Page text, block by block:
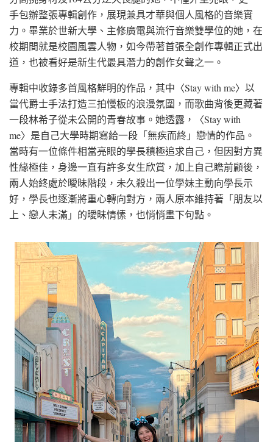
手包辦整張專輯創作，展現兼具才華與個人風格的音樂實
力。畢業於世新大學、主修廣電與流行音樂雙學位的她，在
校期間就是校園風雲人物，如今帶著首張全創作專輯正式出
道，也被看好是新生代最具潛力的創作女聲之一。
專輯中收錄多首風格鮮明的作品，其中〈Stay with me〉以
當代爵士手法打造三拍慢板的浪漫氛圍，而歌曲背後更藏著
一段林希子從未公開的青春故事。她透露，〈Stay with
me〉是自己大學時期寫給一段「無疾而終」戀情的作品。
當時有一位條件相當亮眼的學長積極追求自己，但因對方異
性緣極佳，身邊一直有許多女生欣賞，加上自己瞻前顧後，
兩人始終處於曖昧階段，未久殺出一位學妹主動向學長示
好，學長也逐漸將重心轉向對方，兩人原本維持著「朋友以
上、戀人未滿」的曖昧情愫，也悄悄畫下句點。